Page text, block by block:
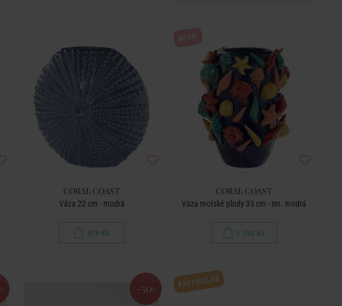
CORAL COAST
Váza 22 cm - modrá
479 Kč
CORAL COAST
Váza mořské plody 33 cm - tm. modrá
1 790 Kč
% -30 %
BESTSELLER